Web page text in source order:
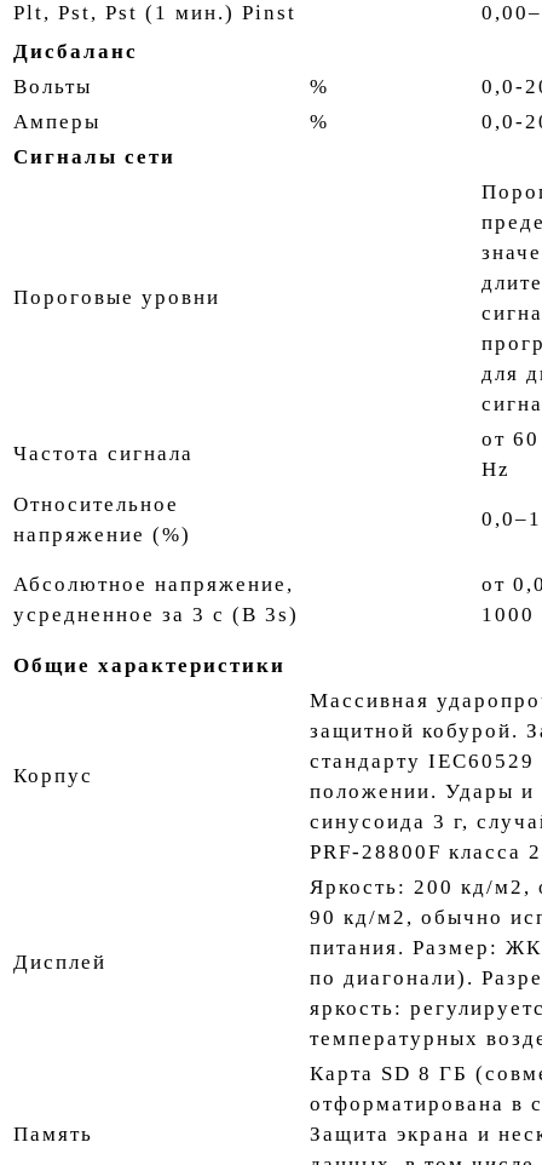
Plt, Pst, Pst (1 мин.) Pinst
Дисбаланс
Вольты
%
0,0-
Амперы
%
0,0-
Сигналы сети
Пороговые уровни
для
Частота сигнала
от
Hz
Относительное
напряжение (%)
Абсолютное напряжение,
усредненное за 3 с (В 3s)
от
1000
Общие характеристики
Корпус
Массивная
защитной кобурой.
стандарту
положении. Удары и
синусоида 3 г,
PRF-28800F класса 2
Дисплей
Яркость: 200 кд/м2,
90 кд/м2, обычно
питания. Размер:
по диагонали).
яркость:
температурных
Память
Карта SD 8 ГБ
отформатирована в
Защита экрана и